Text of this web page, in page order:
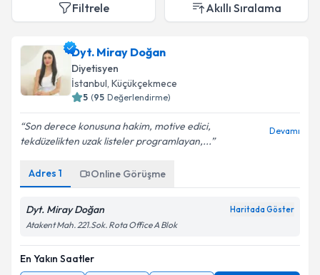
Filtrele Akıllı Sıralama
Dyt. Miray Doğan
Diyetisyen
İstanbul, Küçükçekmece
5 (95 Değerlendirme)
Son derece konusuna hakim, motive edici,
tekdüzelikten uzak listeler programlayan,...
Devamı
Adres 1 Online Görüşme
Dyt. Miray Doğan Haritada Göster
Atakent Mah. 221.Sok. Rota Office A Blok
En Yakın Saatler